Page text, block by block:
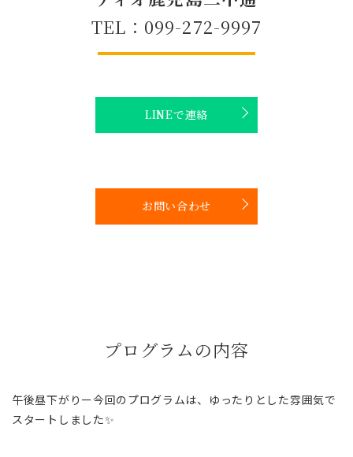
TEL：099-272-9997
LINEで連絡
お問い合わせ
プログラムの内容
午後昼下がりー今回のプログラムは、ゆったりとした雰囲気で
スタートしました✨